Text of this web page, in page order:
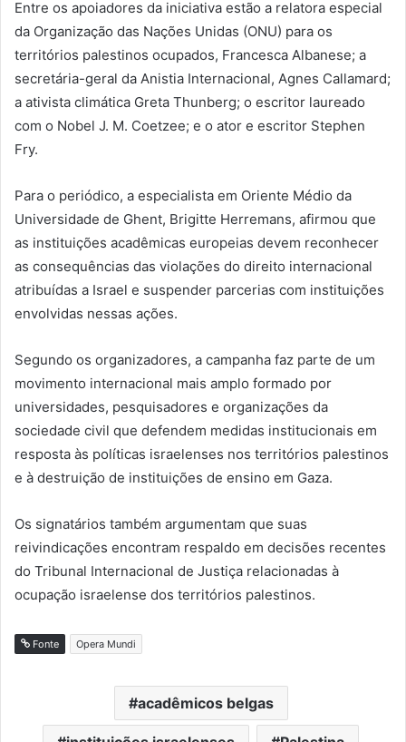
Entre os apoiadores da iniciativa estão a relatora especial
da Organização das Nações Unidas (ONU) para os
territórios palestinos ocupados, Francesca Albanese; a
secretária-geral da Anistia Internacional, Agnes Callamard;
a ativista climática Greta Thunberg; o escritor laureado
com o Nobel J. M. Coetzee; e o ator e escritor Stephen
Fry.
Para o periódico, a especialista em Oriente Médio da
Universidade de Ghent, Brigitte Herremans, afirmou que
as instituições acadêmicas europeias devem reconhecer
as consequências das violações do direito internacional
atribuídas a Israel e suspender parcerias com instituições
envolvidas nessas ações.
Segundo os organizadores, a campanha faz parte de um
movimento internacional mais amplo formado por
universidades, pesquisadores e organizações da
sociedade civil que defendem medidas institucionais em
resposta às políticas israelenses nos territórios palestinos
e à destruição de instituições de ensino em Gaza.
Os signatários também argumentam que suas
reivindicações encontram respaldo em decisões recentes
do Tribunal Internacional de Justiça relacionadas à
ocupação israelense dos territórios palestinos.
Fonte Opera Mundi
acadêmicos belgas